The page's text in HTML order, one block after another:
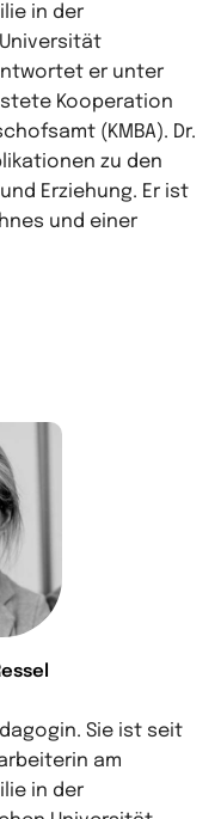
in der
er unter
Kooperation
(KMBA). Dr.
zu den
Erziehung. Er ist
und einer
Sie ist seit
am
in der